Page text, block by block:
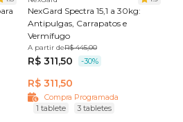
NexGard Spectra 15,1 a 30kg:
Antipulgas, Carrapatos e
Vermífugo
A partir deR$ 445,00
R$ 311,50 -30%
R$ 311,50
Compra Programada
1 tablete
3 tabletes